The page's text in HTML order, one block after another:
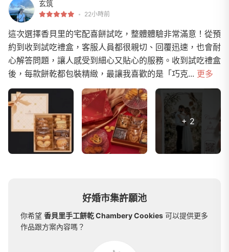
好婚市集許願池
你希望 香貝里手工餅乾 Chambery Cookies 可以提供更多
作品跟方案內容嗎？
玄筑
22小時前
這次選擇香貝里的宅配喜餅試吃，整體體驗非常滿意！從預
約到收到試吃禮盒，客服人員都很親切、回覆迅速，也會耐
心解答問題，讓人感受到細心又貼心的服務。收到試吃禮盒
後，每款餅乾都包裝精緻，最讓我喜歡的是「巧克... 更多
+ 2